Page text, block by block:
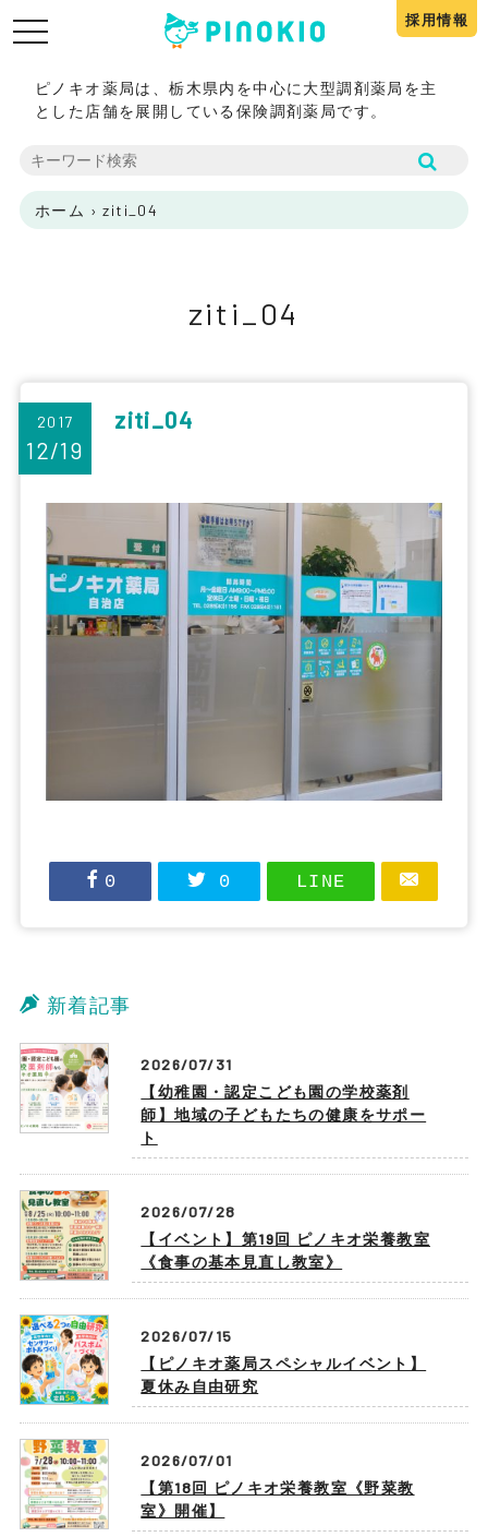
toggle
採用情報
ピノキオ薬局は、栃木県内を中心に大型調剤薬局を主
とした店舗を展開している保険調剤薬局です。
ホーム › ziti_04
ziti_04
2017
12/19
ziti_04
0 0 LINE
新着記事
2026/07/31
【幼稚園・認定こども園の学校薬剤
師】地域の子どもたちの健康をサポー
ト
2026/07/28
【イベント】第19回 ピノキオ栄養教室
《食事の基本見直し教室》
2026/07/15
【ピノキオ薬局スペシャルイベント】
夏休み自由研究
2026/07/01
【第18回 ピノキオ栄養教室《野菜教
室》開催】